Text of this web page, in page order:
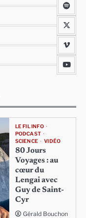
LE FIL INFO
PODCAST
SCIENCE
VIDÉO
80 Jours
Voyages : au
cœur du
Lengai avec
Guy de Saint-
Cyr
Gérald Bouchon